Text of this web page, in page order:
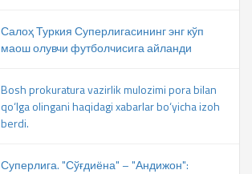
Салоҳ Туркия Суперлигасининг энг кўп
маош олувчи футболчисига айланди
Bosh prokuratura vazirlik mulozimi pora bilan
qo‘lga olingani haqidagi xabarlar bo‘yicha izoh
berdi.
Суперлига. "Сўғдиёна" – "Андижон":